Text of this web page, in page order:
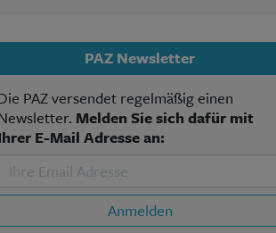
PAZ Newsletter
PAZ versendet regelmäßig einen
Melden Sie sich dafür mit
E-Mail Adresse an:
Anmelden